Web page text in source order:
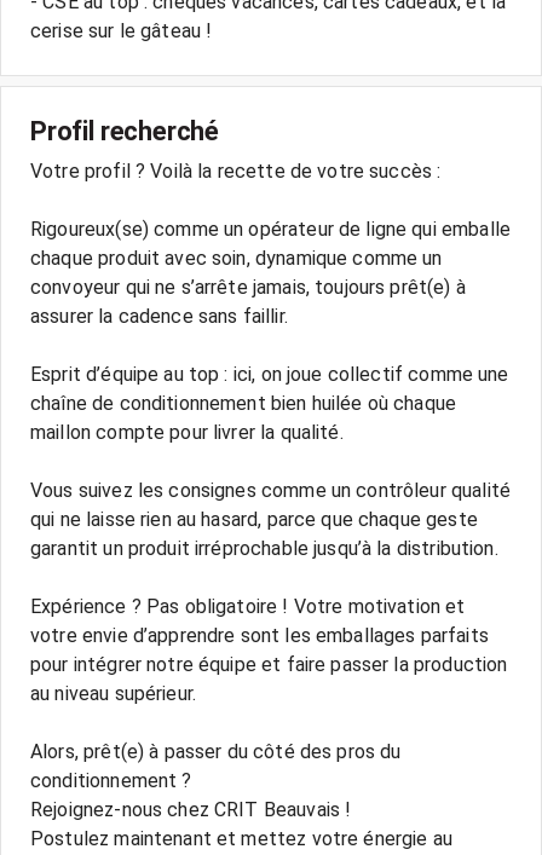
Profil recherché
Votre profil ? Voilà la recette de votre succès :
Rigoureux(se) comme un opérateur de ligne qui emballe
chaque produit avec soin, dynamique comme un
convoyeur qui ne s’arrête jamais, toujours prêt(e) à
assurer la cadence sans faillir.
Esprit d’équipe au top : ici, on joue collectif comme une
chaîne de conditionnement bien huilée où chaque
maillon compte pour livrer la qualité.
Vous suivez les consignes comme un contrôleur qualité
qui ne laisse rien au hasard, parce que chaque geste
garantit un produit irréprochable jusqu’à la distribution.
Expérience ? Pas obligatoire ! Votre motivation et
votre envie d’apprendre sont les emballages parfaits
pour intégrer notre équipe et faire passer la production
au niveau supérieur.
Alors, prêt(e) à passer du côté des pros du
conditionnement ?
Rejoignez-nous chez CRIT Beauvais !
Postulez maintenant et mettez votre énergie au